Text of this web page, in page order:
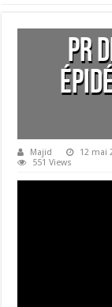
Pr
Majid 12 mai
551 Views